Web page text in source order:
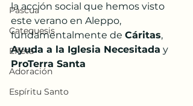
Pascua
Catequesis
Effetá
Adoración
Espíritu Santo
la acción social que hemos visto
este verano en Aleppo,
fundamentalmente de Cáritas,
Ayuda a la Iglesia Necesitada y
ProTerra Santa